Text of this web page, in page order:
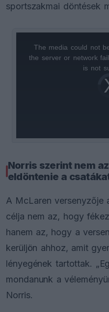
sportszakmai döntések
The media could not
the server or network
is not
Norris szerint nem
eldöntenie a
A McLaren versenyzője
célja nem az, hogy
hanem az, hogy a
kerüljön ahhoz, amit
lényegének tartottak.
mondanunk a
Norris.